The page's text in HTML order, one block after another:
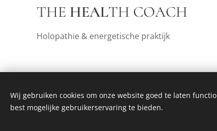
THE HEALTH COACH
Holopathie & energetische praktijk
Wij gebruiken cookies om onze website goed te laten
best mogelijke gebruikerservaring te bieden.